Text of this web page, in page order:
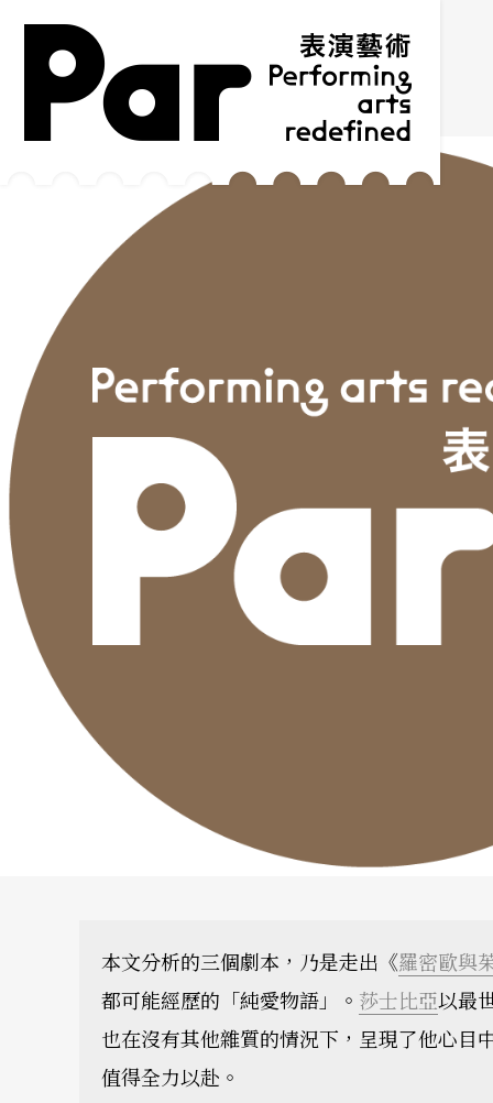
跳到主要內容區塊
網站導覽
本文分析的三個劇本，乃是走出《羅密歐與
都可能經歷的「純愛物語」。 莎士比亞以最
也在沒有其他雜質的情況下，呈現了他心目
值得全力以赴。